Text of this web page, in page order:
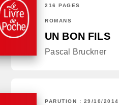
216 PAGES
ROMANS
UN BON FILS
Pascal Bruckner
PARUTION : 29/10/2014